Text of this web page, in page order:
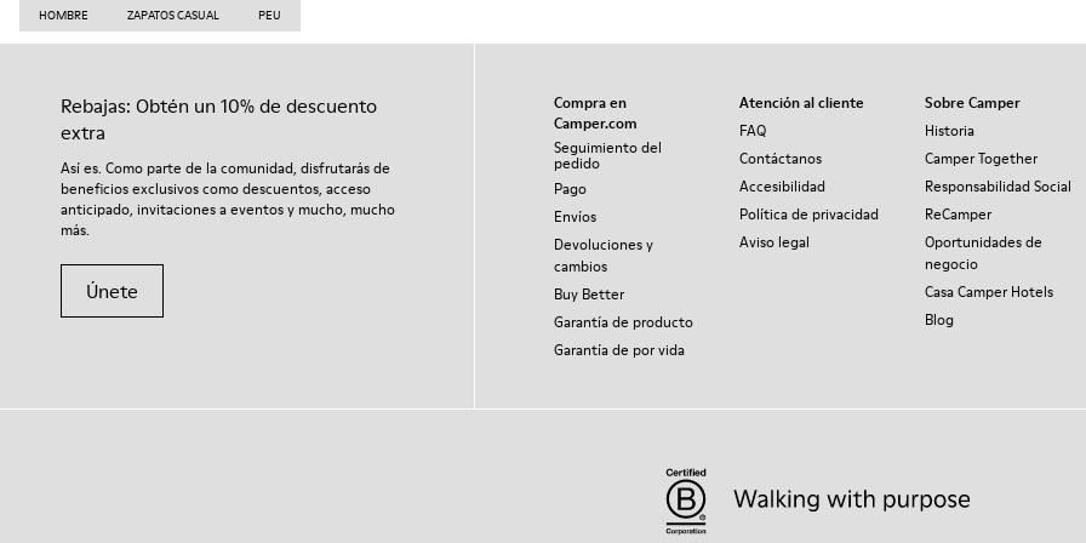
HOMBRE ZAPATOS CASUAL PEU
Rebajas: Obtén un 10% de descuento
extra
Así es. Como parte de la comunidad, disfrutarás de
beneficios exclusivos como descuentos, acceso
anticipado, invitaciones a eventos y mucho, mucho
más.
Únete
Compra en
Camper.com
Seguimiento del
pedido
Pago
Envíos
Devoluciones y
cambios
Buy Better
Garantía de producto
Garantía de por vida
Atención al cliente
FAQ
Contáctanos
Accesibilidad
Política de privacidad
Aviso legal
Sobre Camper
Historia
Camper Together
Responsabilidad Social
ReCamper
Oportunidades de
negocio
Casa Camper Hotels
Blog